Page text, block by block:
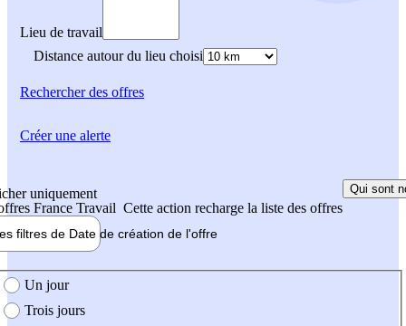
Lieu de travail
Distance autour du lieu choisi
Rechercherdes offres
uniquement
France Travail Cette action recharge la liste des offres
Qui sont
filtres de Date de création de l'offre
création de l'offre
Un jour
Trois jours
Créer une alerte